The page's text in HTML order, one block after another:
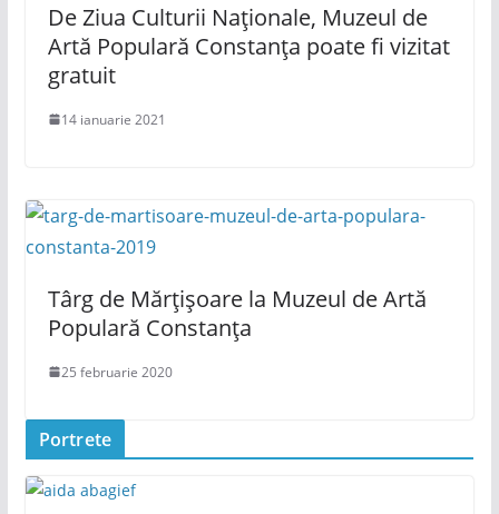
De Ziua Culturii Naționale, Muzeul de
Artă Populară Constanța poate fi vizitat
gratuit
14 ianuarie 2021
Târg de Mărțișoare la Muzeul de Artă
Populară Constanța
25 februarie 2020
Portrete